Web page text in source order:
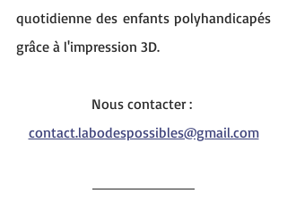
quotidienne des enfants polyhandicapés
grâce à l'impression 3D.
Nous contacter :
contact.labodespossibles@gmail.com